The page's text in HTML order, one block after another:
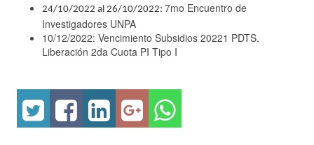
24/10/2022 al 26/10/2022: 7mo Encuentro de
Investigadores UNPA
10/12/2022: Vencimiento Subsidios 20221 PDTS.
Liberación 2da Cuota PI Tipo I